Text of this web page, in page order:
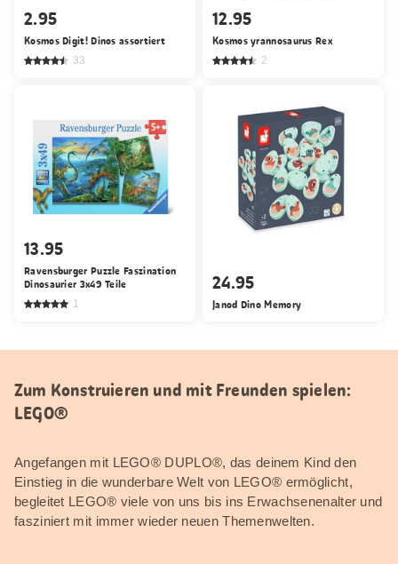
2.95
Kosmos Digit! Dinos assortiert
33
12.95
Kosmos yrannosaurus Rex
2
13.95
Ravensburger Puzzle Faszination
Dinosaurier 3x49 Teile
1
24.95
Janod Dino Memory
Zum Konstruieren und mit Freunden spielen:
LEGO®
Angefangen mit LEGO® DUPLO®, das deinem Kind den
Einstieg in die wunderbare Welt von LEGO® ermöglicht,
begleitet LEGO® viele von uns bis ins Erwachsenenalter und
fasziniert mit immer wieder neuen Themenwelten.